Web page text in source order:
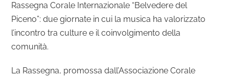
Rassegna Corale Internazionale “Belvedere del
Piceno”: due giornate in cui la musica ha valorizzato
l’incontro tra culture e il coinvolgimento della
comunità.
La Rassegna, promossa dall’Associazione Corale